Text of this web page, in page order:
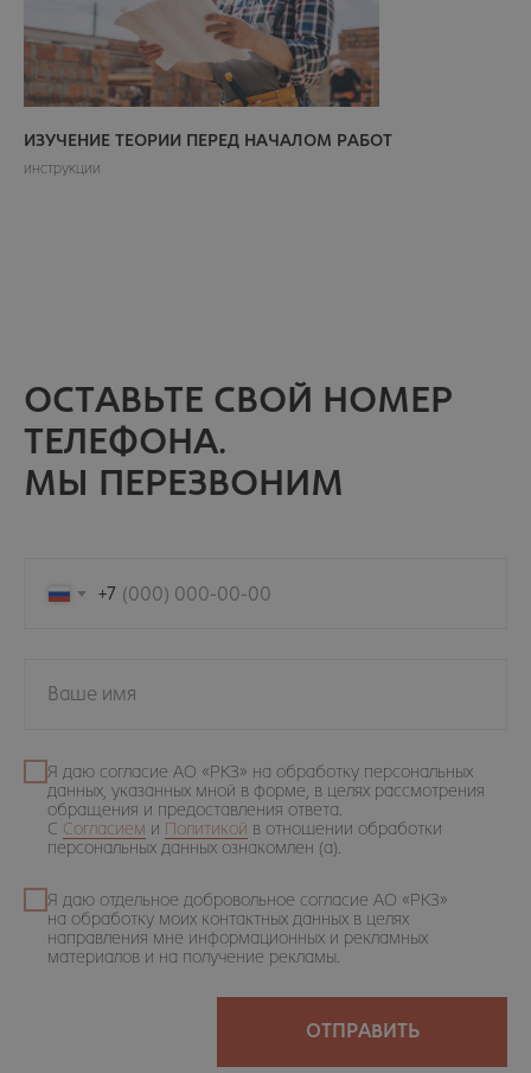
ИЗУЧЕНИЕ ТЕОРИИ ПЕРЕД НАЧАЛОМ РАБОТ
инструкции
ОСТАВЬТЕ СВОЙ НОМЕР
ТЕЛЕФОНА.
МЫ ПЕРЕЗВОНИМ
+7
Ваше имя
Я даю согласие АО «РКЗ» на обработку персональных
данных, указанных мной в форме, в целях рассмотрения
обращения и предоставления ответа.
С Согласием и Политикой в отношении обработки
персональных данных ознакомлен (а).
Я даю отдельное добровольное согласие АО «РКЗ»
на обработку моих контактных данных в целях
направления мне информационных и рекламных
материалов и на получение рекламы.
ОТПРАВИТЬ